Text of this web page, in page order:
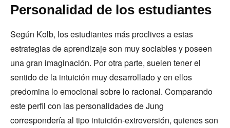
Personalidad de los estudiantes
Según Kolb, los estudiantes más proclives a estas
estrategias de aprendizaje son muy sociables y poseen
una gran imaginación. Por otra parte, suelen tener el
sentido de la intuición muy desarrollado y en ellos
predomina lo emocional sobre lo racional. Comparando
este perfil con las personalidades de Jung
correspondería al tipo intuición-extroversión, quienes son